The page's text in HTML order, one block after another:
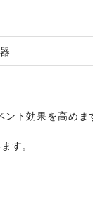
ト効果を高めま
す。